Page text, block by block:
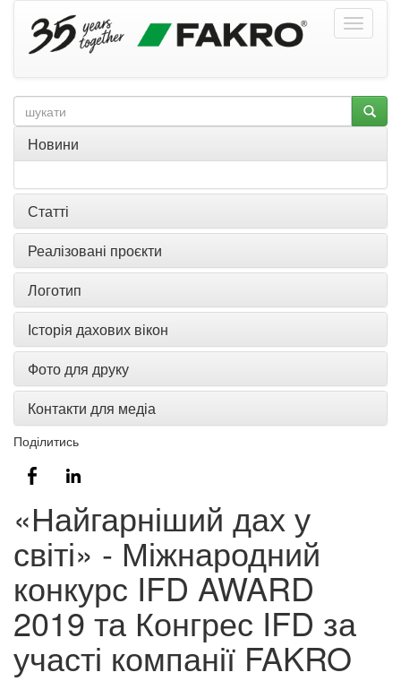
Новини
Статті
Реалізовані проєкти
Логотип
Історія дахових вікон
Фото для друку
Контакти для медіа
Поділитись
«Найгарніший дах у
світі» - Міжнародний
конкурс IFD AWARD
2019 та Конгрес IFD за
участі компанії FAKRO